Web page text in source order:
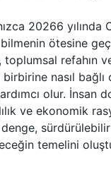
20266 yılında
bilmenin ötesine
toplumsal refahın
nasıl bağlı
olur. İnsan
ve ekonomik
temelini